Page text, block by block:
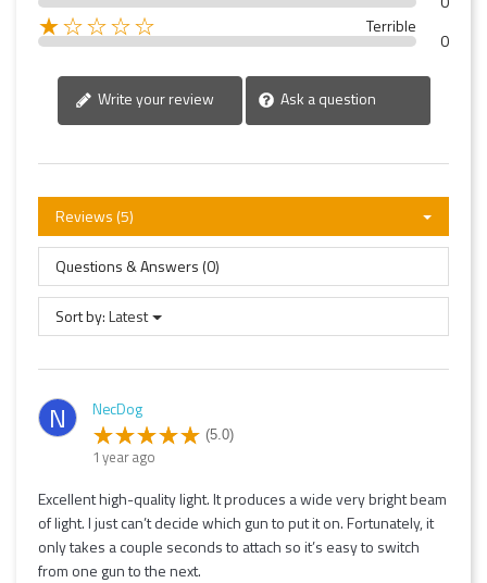
★☆☆☆☆ Terrible
0
Write your review Ask a question
Reviews (5)
Questions & Answers (0)
Sort by:Latest
N NecDog
(5.0)
1 year ago
Excellent high-quality light. It produces a wide very bright beam
of light. I just can’t decide which gun to put it on. Fortunately, it
only takes a couple seconds to attach so it’s easy to switch
from one gun to the next.